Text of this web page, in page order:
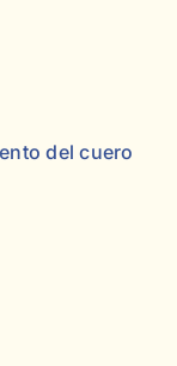
del cuero